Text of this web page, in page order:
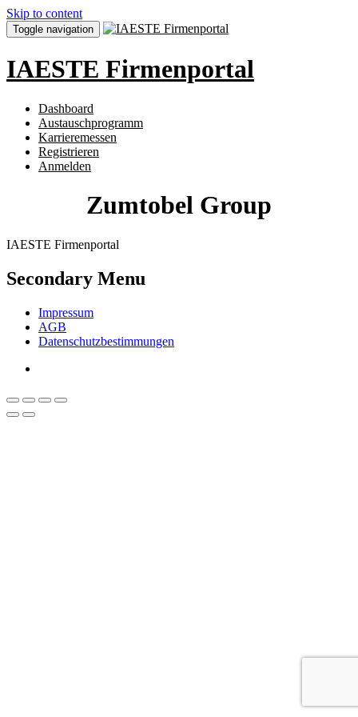
Skip to content
Toggle navigation
IAESTE Firmenportal
Dashboard
Austauschprogramm
Karrieremessen
Registrieren
Anmelden
Zumtobel Group
IAESTE Firmenportal
Secondary Menu
Impressum
AGB
Datenschutzbestimmungen